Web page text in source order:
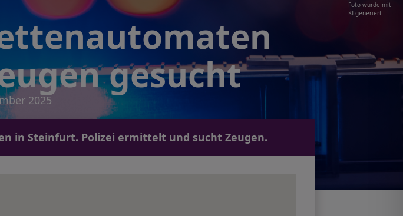
Foto wurde mit
KI generiert
gesucht
2025
in Steinfurt. Polizei ermittelt und sucht Zeugen.